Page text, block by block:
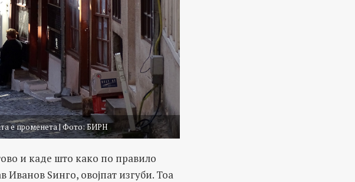
е променета | Фото: БИРН
и каде што како по правило
Иванов Ѕинго, овојпат изгуби. Тоа